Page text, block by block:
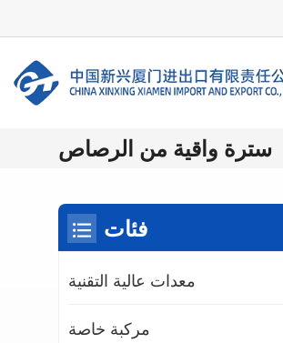
سترة واقية من الرصاص
فئات
معدات عالية التقنية
مركبة خاصة